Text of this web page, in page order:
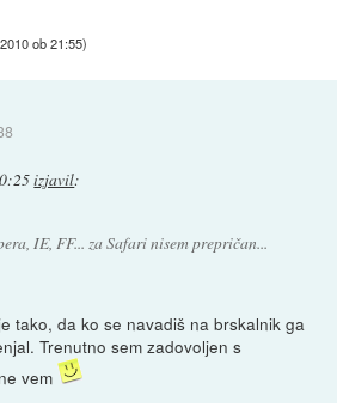
ob 21:55)
izjavil:
IE, FF... za Safari nisem prepričan...
tako, da ko se navadiš na brskalnik ga
Trenutno sem zadovoljen s
vem